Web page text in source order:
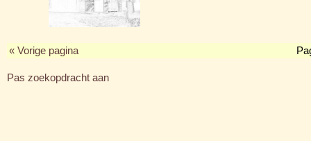
« Vorige pagina
Pas zoekopdracht aan